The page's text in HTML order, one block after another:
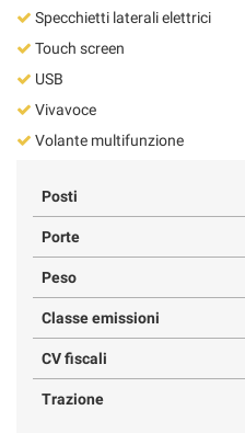
Specchietti laterali elettrici
Touch screen
USB
Vivavoce
Volante multifunzione
Posti
Porte
Peso
Classe emissioni
CV fiscali
Trazione